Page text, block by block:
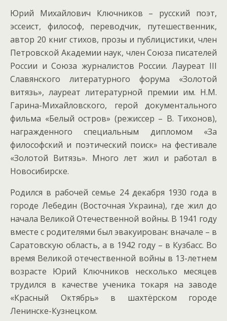
Юрий Михайлович Ключников – русский поэт,
эссеист, философ, переводчик, путешественник,
автор 20 книг стихов, прозы и публицистики, член
Петровской Академии наук, член Союза писателей
России и Союза журналистов России. Лауреат III
Славянского литературного форума «Золотой
витязь», лауреат литературной премии им. Н.М.
Гарина-Михайловского, герой документального
фильма «Белый остров» (режиссер – В. Тихонов),
награжденного специальным дипломом «За
философский и поэтический поиск» на фестивале
«Золотой Витязь». Много лет жил и работал в
Новосибирске.
Родился в рабочей семье 24 декабря 1930 года в
городе Лебедин (Восточная Украина), где жил до
начала Великой Отечественной войны. В 1941 году
вместе с родителями был эвакуирован: вначале – в
Саратовскую область, а в 1942 году – в Кузбасс. Во
время Великой отечественной войны в 13-летнем
возрасте Юрий Ключников несколько месяцев
трудился в качестве ученика токаря на заводе
«Красный Октябрь» в шахтёрском городе
Ленинске-Кузнецком.